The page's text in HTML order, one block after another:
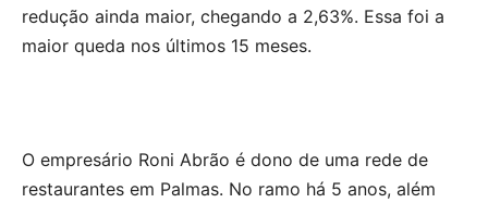
redução ainda maior, chegando a 2,63%. Essa foi a
maior queda nos últimos 15 meses.
O empresário Roni Abrão é dono de uma rede de
restaurantes em Palmas. No ramo há 5 anos, além